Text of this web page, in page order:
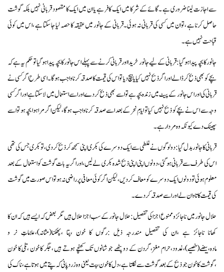
سے اجازت لینا ضروری ہے ۔گائے کے شرکا میں ایک کافر ہے یا ان میں ایک کا مقصود قربانی نہیں بلکہ گوشت
حاصل کرنا ہے ،توان میں کسی کی قربانی نہ ہوئی۔قربانی کے جانور میں عقیقہ کا حصہ لیا جا سکتا ہے ،اس میں کوئی
قباحت نہیں ہے۔
جانور کا بچہ پیدا ہوگیا:قربانی کے لیے جانور خریدا اور قربانی کرنے سے پہلے اس جانور کا بچہ پیدا ہو گیا تو حکم یہ ہے کہ
بچے کو بھی ذبح کر ڈالے اور اگر ذبح نہیں کیا یا بیچ دیا تو اس کی قیمت کا صدقہ کرنا واجب ہوگا۔اسی طرح اگر کسی نے
قربانی کی اور اس جانور کے پیٹ میں زندہ بچہ ہے تو اسے بھی ذبح کر دے اور اسے استعمال میں لا سکتاہے اور اگر کسی
وجہ سے اس نے بچے کو ذبح نہیں کیا تو ایامِ نحر کے بعد اسے صدقہ کرنا واجب ہوگا،لیکن اگر مرا ہوا بچہ ہو تو اسے
پھینک دے کیونکہ وہ مردار ہے ۔
قربانی کا جانور بدل گیا:دو لوگوں نے غلطی سے ایک دوسرے کی بکر ی اپنی سمجھ کر ذبح کر دی ،توبکری جس کی تھی
اس کی طرف سے قربانی ہو گئی ،دونوں اپنی اپنی ذبح شدہ بکری لےلیں،اور اگر یہ بات گوشت کو استعمال کے بعد
معلوم ہوئی تو دونوں ایک دوسرے کو معاف کردیں ،لیکن اگر کوئی معافی پر راضی نہ ہو تو اس صورت میں گوشت
کی قیمت کا تاوان لے اور اسے صدقہ کردے۔
حلال جانور میں ناجائز وممنوع اجزا کی تفصیل:حلال جانور کے سب اجزا حلال ہیں مگر بعض کہ ایسے ہیں کہ ان کا
کھانا ناجائز ہے ،ان کی تفصیل مندرجہ ذیل :رگوں کا خون ،پتا ،پھکنا(مثانہ)،علاماتِ نر و
مادہ،بیضے(خصیے)،غدود،حرام مغز،گردن کے دو پٹھے جو شانوں تک کھنچے ہوتے ہیں ،جگر کا خون ،تلِی کا خون
،گوشت کا خون جو ذبح کے بعد گوشت سے نکلتا ہے ،دل کا خون ،پت یعنی وہ زرد پانی کہ پتے میں ہوتا ہے ،ناک کی